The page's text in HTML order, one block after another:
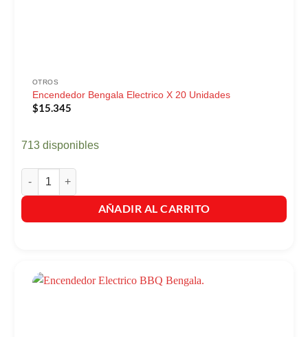
OTROS
Encendedor Bengala Electrico X 20 Unidades
$15.345
713 disponibles
Encendedor Bengala Electrico X 20 Unidades cantidad
AÑADIR AL CARRITO